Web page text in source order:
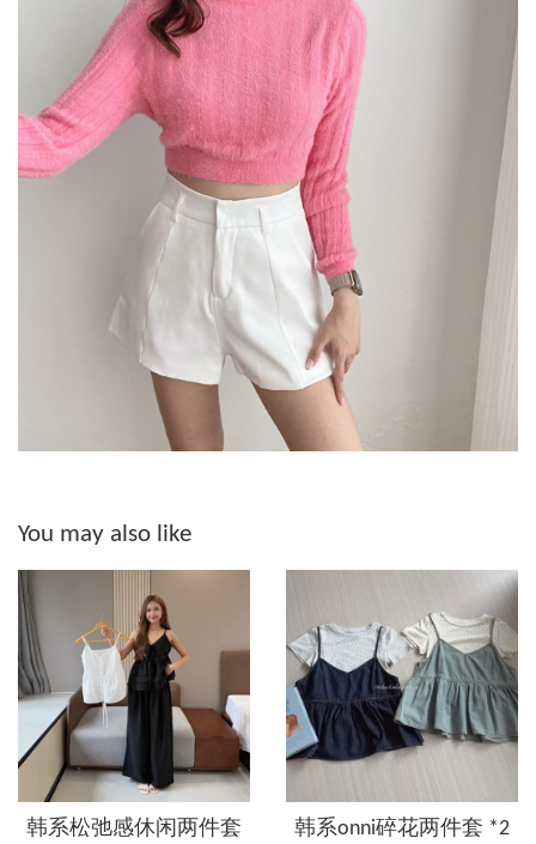
You may also like
韩系松弛感休闲两件套
韩系onni碎花两件套 *2